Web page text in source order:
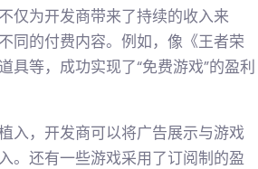
仅为开发商带来了持续的收入来
同的付费内容。例如，像《王者荣
等，成功实现了“免费游戏”的盈利
入，开发商可以将广告展示与游戏
。还有一些游戏采用了订阅制的盈